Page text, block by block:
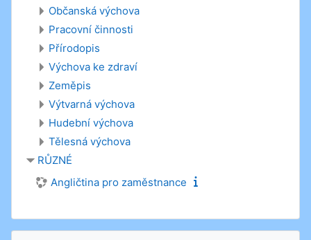
Občanská výchova
Pracovní činnosti
Přírodopis
Výchova ke zdraví
Zeměpis
Výtvarná výchova
Hudební výchova
Tělesná výchova
RŮZNÉ
Angličtina pro zaměstnance